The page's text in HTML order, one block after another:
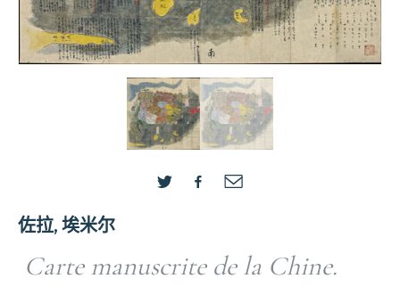
佐拉, 埃米尔
Carte manuscrite de la Chine.